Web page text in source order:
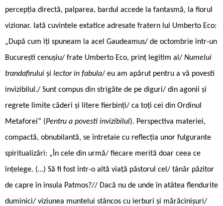
percepția directă, palparea, bardul accede la fantasmă, la fiorul
vizionar. Iată cuvintele extatice adresate fratern lui Umberto Eco:
„După cum îți spuneam la acel Gaudeamus/ de octombrie într-un
București cenușiu/ frate Umberto Eco, prinț legitim al/ Numelui
trandafirului și lector in fabula/ eu am apărut pentru a vă povesti
invizibilul./ Sunt compus din strigăte de pe diguri/ din agonii și
regrete limite căderi și litere fierbinți/ ca toți cei din Ordinul
Metaforei“ (Pentru a povesti invizibilul). Perspectiva materiei,
compactă, obnubilantă, se întretaie cu reflecția unor fulgurante
spiritualizări: „În cele din urmă/ fiecare merită doar ceea ce
înțelege. (…) Să fi fost într-o altă viață păstorul cel/ tânăr păzitor
de capre în insula Patmos?// Dacă nu de unde în atâtea flendurite
duminici/ viziunea muntelui stâncos cu ierburi și mărăcinișuri/